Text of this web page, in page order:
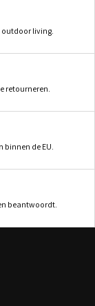
outdoor living.
retourneren.
binnen de EU.
beantwoordt.